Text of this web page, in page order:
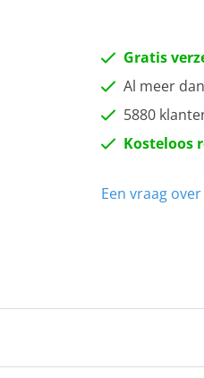
Gratis
Al meer
5880
Kosteloos
Een vraag